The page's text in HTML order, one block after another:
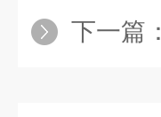
下一篇：